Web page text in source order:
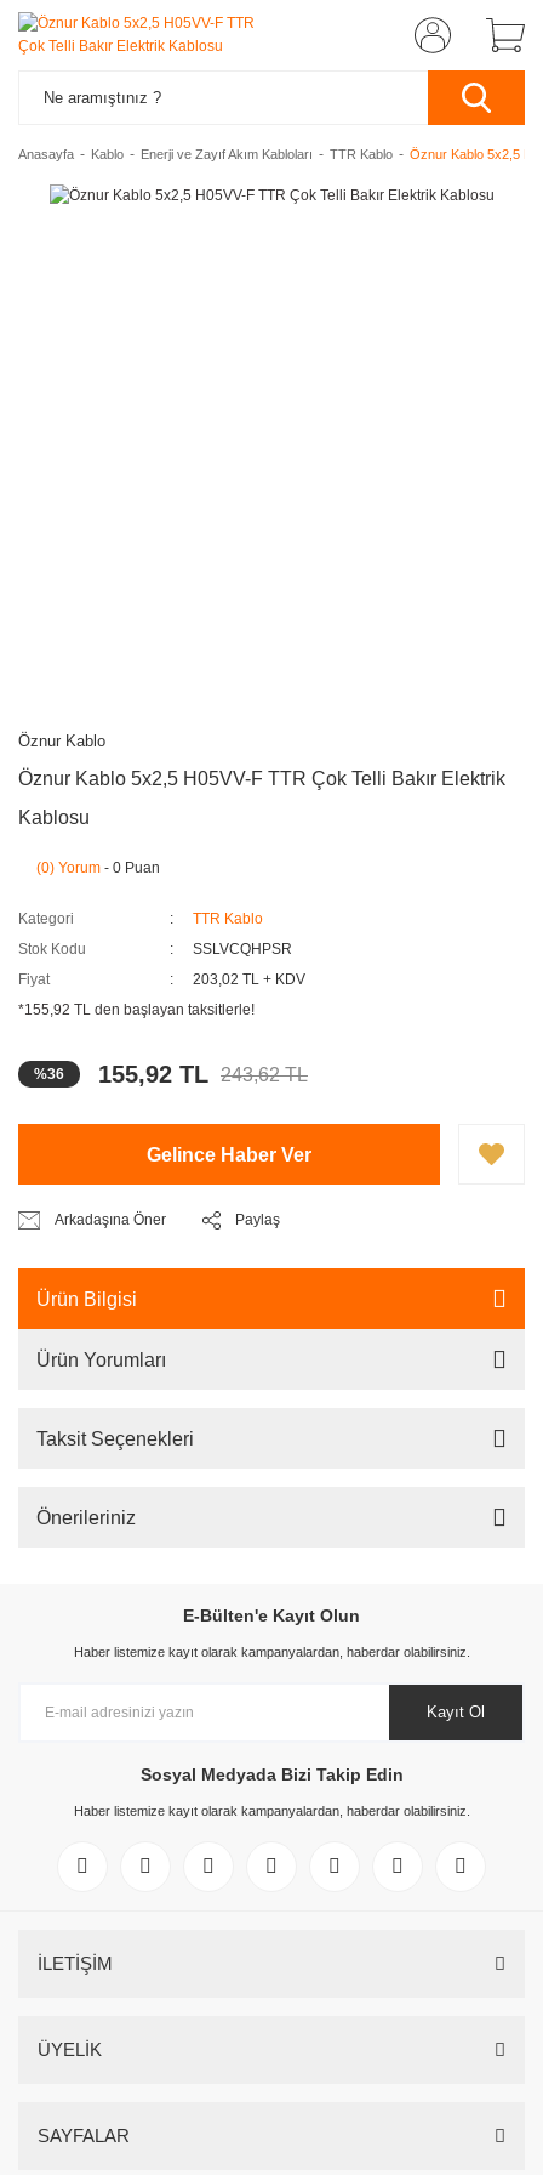
Anasayfa Kablo Enerji ve Zayıf Akım Kabloları TTR Kablo Öznur Kablo 5x2,5
Öznur Kablo
Öznur Kablo 5x2,5 H05VV-F TTR Çok Telli Bakır Elektrik
Kablosu
(0) Yorum - 0 Puan
Kategori
TTR Kablo
Stok Kodu
SSLVCQHPSR
Fiyat
203,02 TL + KDV
*155,92 TL den başlayan taksitlerle!
%36 155,92 TL 243,62 TL
Gelince Haber Ver
Arkadaşına Öner Paylaş
Ürün Bilgisi
Ürün Yorumları
Taksit Seçenekleri
Önerileriniz
E-Bülten'e Kayıt Olun
Haber listemize kayıt olarak kampanyalardan, haberdar olabilirsiniz.
Kayıt Ol
Sosyal Medyada Bizi Takip Edin
Haber listemize kayıt olarak kampanyalardan, haberdar olabilirsiniz.
İLETİŞİM
ÜYELİK
SAYFALAR